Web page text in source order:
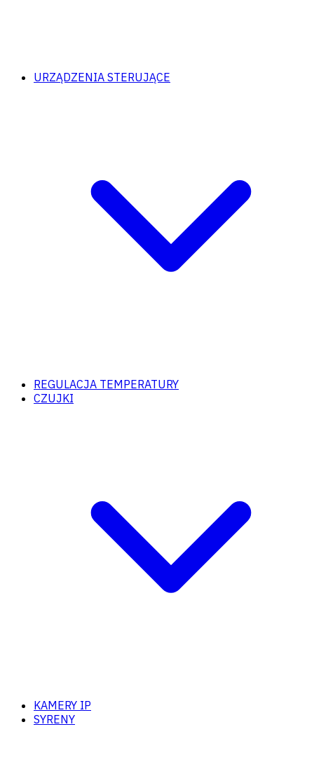
URZĄDZENIA STERUJĄCE
REGULACJA TEMPERATURY
CZUJKI
KAMERY IP
SYRENY